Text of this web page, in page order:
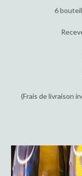
6
(Frais de livraison